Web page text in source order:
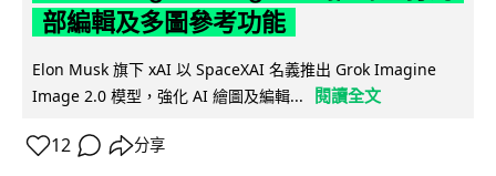
部編輯及多圖參考功能
Elon Musk 旗下 xAI 以 SpaceXAI 名義推出 Grok Imagine
Image 2.0 模型，強化 AI 繪圖及編輯...
閱讀全文
12 分享